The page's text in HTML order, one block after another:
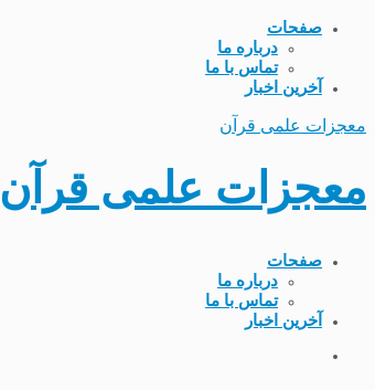
صفحات
درباره ما
تماس با ما
آخرین اخبار
معجزات علمی قرآن
معجزات علمی قرآن
صفحات
درباره ما
تماس با ما
آخرین اخبار